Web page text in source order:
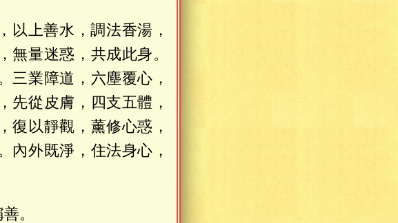
以上善水，調法香湯，
無量迷惑，共成此身。
三業障道，六塵覆心，
先從皮膚，四支五體，
復以靜觀，薰修心惑，
內外既淨，住法身心，
。